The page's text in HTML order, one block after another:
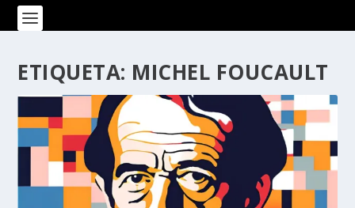
ETIQUETA: MICHEL FOUCAULT